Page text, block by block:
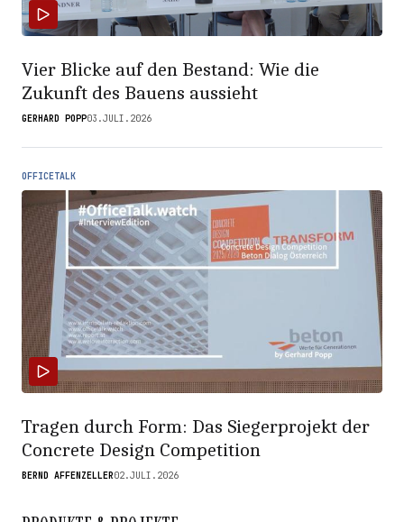
Vier Blicke auf den Bestand: Wie die
Zukunft des Bauens aussieht
GERHARD POPP03.JULI.2026
OFFICETALK
Tragen durch Form: Das Siegerprojekt der
Concrete Design Competition
BERND AFFENZELLER02.JULI.2026